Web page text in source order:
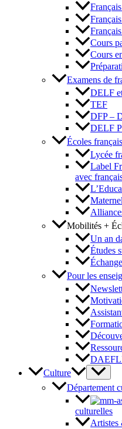
Cours
Cours
Examens de
DELF
TEF
DFP –
DELF
Écoles
Lycée
Label
avec
Mobilités +
Un an
Études
Pour les
Culture
Département
culturelles
Artistes